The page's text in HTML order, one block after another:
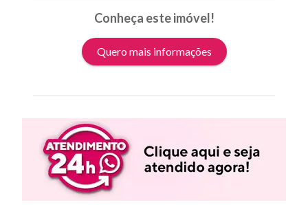
Conheça este imóvel!
Quero mais informações